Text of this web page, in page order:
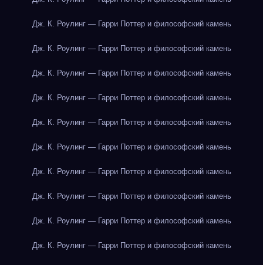
Дж. К. Роулинг — Гарри Поттер и философский камень
Дж. К. Роулинг — Гарри Поттер и философский камень
Дж. К. Роулинг — Гарри Поттер и философский камень
Дж. К. Роулинг — Гарри Поттер и философский камень
Дж. К. Роулинг — Гарри Поттер и философский камень
Дж. К. Роулинг — Гарри Поттер и философский камень
Дж. К. Роулинг — Гарри Поттер и философский камень
Дж. К. Роулинг — Гарри Поттер и философский камень
Дж. К. Роулинг — Гарри Поттер и философский камень
Дж. К. Роулинг — Гарри Поттер и философский камень